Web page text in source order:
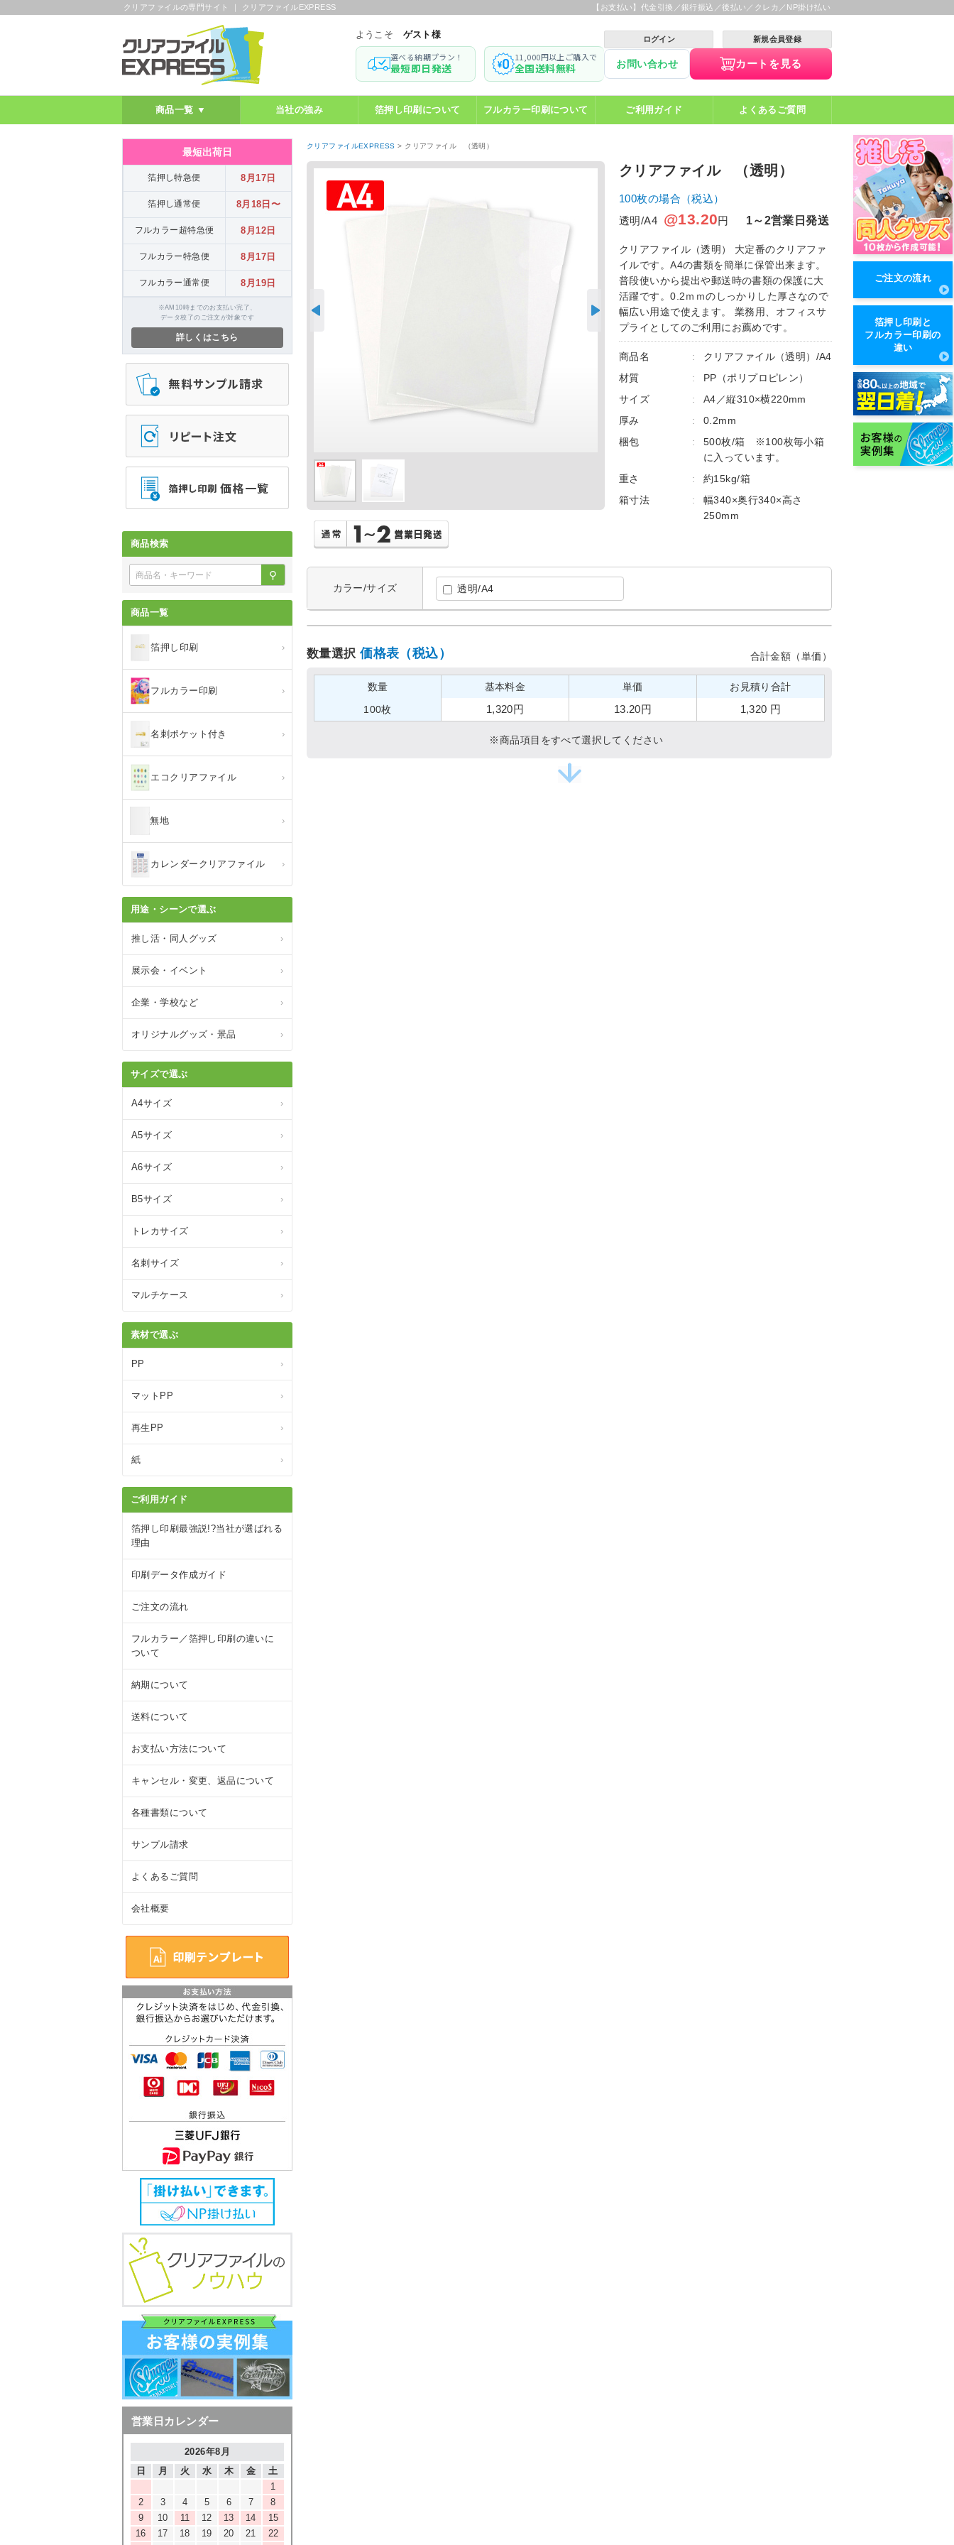
ご注文の流れ
箔押し印刷と
フルカラー印刷の
違い
クリアファイルの専門サイト ｜ クリアファイルEXPRESS 【お支払い】代金引換／銀行振込／後払い／クレカ／NP掛け払い
ようこそ ゲスト様
選べる納期プラン！
最短即日発送
11,000円以上ご購入で
全国送料無料
ログイン 新規会員登録
お問い合わせ カートを見る
商品一覧 ▼ 当社の強み 箔押し印刷について フルカラー印刷について ご利用ガイド よくあるご質問
クリアファイルEXPRESS > クリアファイル （透明）
クリアファイル （透明）
100枚の場合（税込）
透明/A4 @13.20円 1～2営業日発送
クリアファイル（透明） 大定番のクリアファ
イルです。A4の書類を簡単に保管出来ます。
普段使いから提出や郵送時の書類の保護に大
活躍です。0.2ｍｍのしっかりした厚さなので
幅広い用途で使えます。 業務用、オフィスサ
プライとしてのご利用にお薦めです。
商品名 :
クリアファイル（透明）/A4
材質
:
PP（ポリプロピレン）
サイズ
:
A4／縦310×横220mm
厚み
:
0.2mm
梱包
:
500枚/箱 ※100枚毎小箱
に入っています。
重さ
:
約15kg/箱
箱寸法
:
幅340×奥行340×高さ
250mm
カラー/サイズ 透明/A4
数量選択価格表（税込） 合計金額（単価）
数量 基本料金 単価
お見積り合計
100枚
1,320円 13.20円 1,320 円
※商品項目をすべて選択してください
最短出荷日
箔押し特急便 8月17日
箔押し通常便 8月18日〜
フルカラー超特急便 8月12日
フルカラー特急便 8月17日
フルカラー通常便 8月19日
※AM10時までのお支払い完了、
データ校了のご注文が対象です
詳しくはこちら
商品検索
⚲
商品一覧
箔押し印刷 ›
フルカラー印刷 ›
名刺ポケット付き ›
エコクリアファイル ›
無地 ›
カレンダークリアファイル ›
用途・シーンで選ぶ
推し活・同人グッズ ›
展示会・イベント ›
企業・学校など ›
オリジナルグッズ・景品 ›
サイズで選ぶ
A4サイズ ›
A5サイズ ›
A6サイズ ›
B5サイズ ›
トレカサイズ ›
名刺サイズ ›
マルチケース ›
素材で選ぶ
PP ›
マットPP ›
再生PP ›
紙 ›
ご利用ガイド
箔押し印刷最強説!?当社が選ばれる
理由
印刷データ作成ガイド
ご注文の流れ
フルカラー／箔押し印刷の違いに
ついて
納期について
送料について
お支払い方法について
キャンセル・変更、返品について
各種書類について
サンプル請求
よくあるご質問
会社概要
営業日カレンダー
2026年8月
日
月 火 水 木 金
土
1
2
3 4 5 6 7
8
9
10 11 12 13 14
15
16
17 18 19 20 21
22